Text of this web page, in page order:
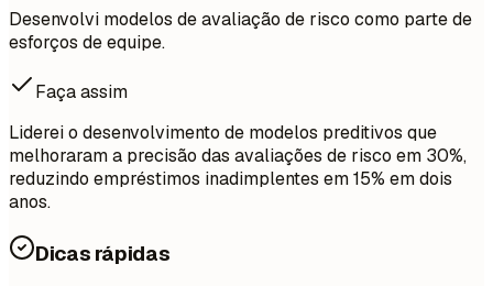
Desenvolvi modelos de avaliação de risco como parte de
esforços de equipe.
Faça assim
Liderei o desenvolvimento de modelos preditivos que
melhoraram a precisão das avaliações de risco em 30%,
reduzindo empréstimos inadimplentes em 15% em dois
anos.
Dicas rápidas